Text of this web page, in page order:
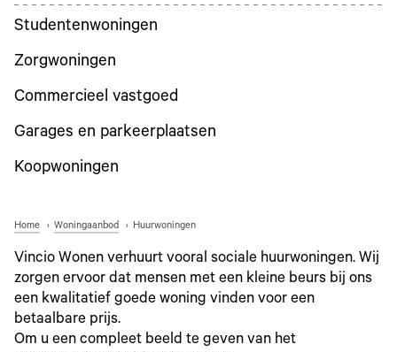
Studentenwoningen
Zorgwoningen
Commercieel vastgoed
Garages en parkeerplaatsen
Koopwoningen
Home Woningaanbod Huurwoningen
Vincio Wonen verhuurt vooral sociale huurwoningen. Wij
zorgen ervoor dat mensen met een kleine beurs bij ons
een kwalitatief goede woning vinden voor een
betaalbare prijs.
Om u een compleet beeld te geven van het